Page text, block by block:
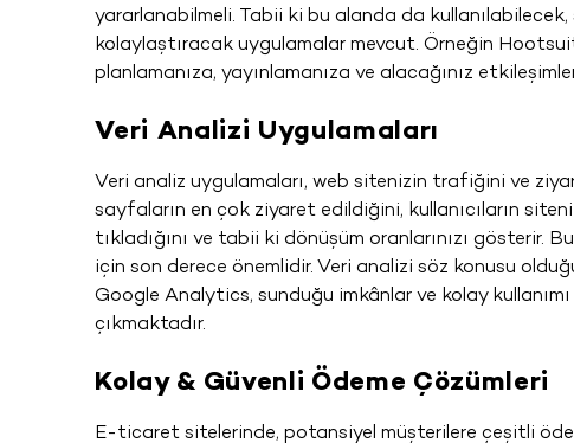
yararlanabilmeli. Tabii ki bu alanda da
kolaylaştıracak uygulamalar mevcut. Örneğin
planlamanıza, yayınlamanıza ve alacağınız
Veri Analizi Uygulamaları
Veri analiz uygulamaları, web sitenizin trafiğini ve
sayfaların en çok ziyaret edildiğini, kullanıcıların
tıkladığını ve tabii ki dönüşüm oranlarınızı gösterir.
için son derece önemlidir. Veri analizi söz konusu
Google Analytics, sunduğu imkânlar ve kolay
çıkmaktadır.
Kolay & Güvenli Ödeme Çözümleri
E-ticaret sitelerinde, potansiyel müşterilere çeşitli